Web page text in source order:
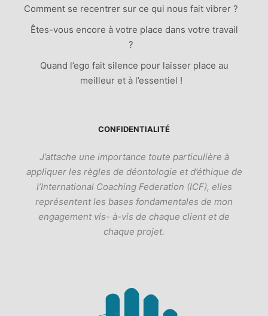
Comment se recentrer sur ce qui nous fait vibrer ?
Êtes-vous encore à votre place dans votre travail
?
Quand l’ego fait silence pour laisser place au
meilleur et à l’essentiel !
CONFIDENTIALITÉ
J’attache une importance toute particulière à
appliquer les règles de déontologie et d’éthique de
l’International Coaching Federation (ICF), elles
représentent les bases fondamentales de mon
engagement vis- à-vis de chaque client et de
chaque projet.